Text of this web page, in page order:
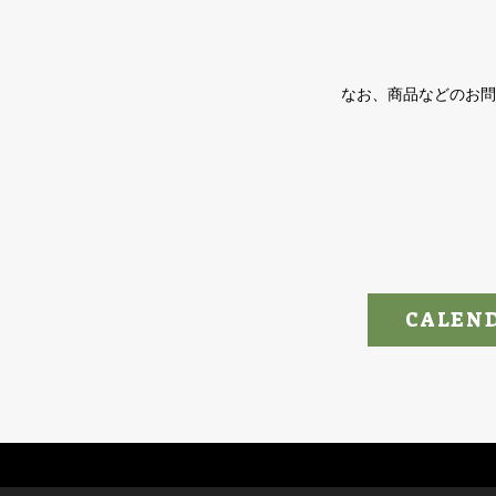
なお、商品などのお